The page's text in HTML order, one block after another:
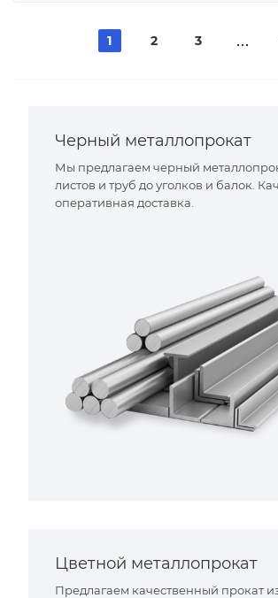
1 2 3
Черный металлопрокат
Мы предлагаем черный
листов и труб до уголков и балок.
оперативная доставка.
Цветной металлопрокат
Предлагаем качественный прокат